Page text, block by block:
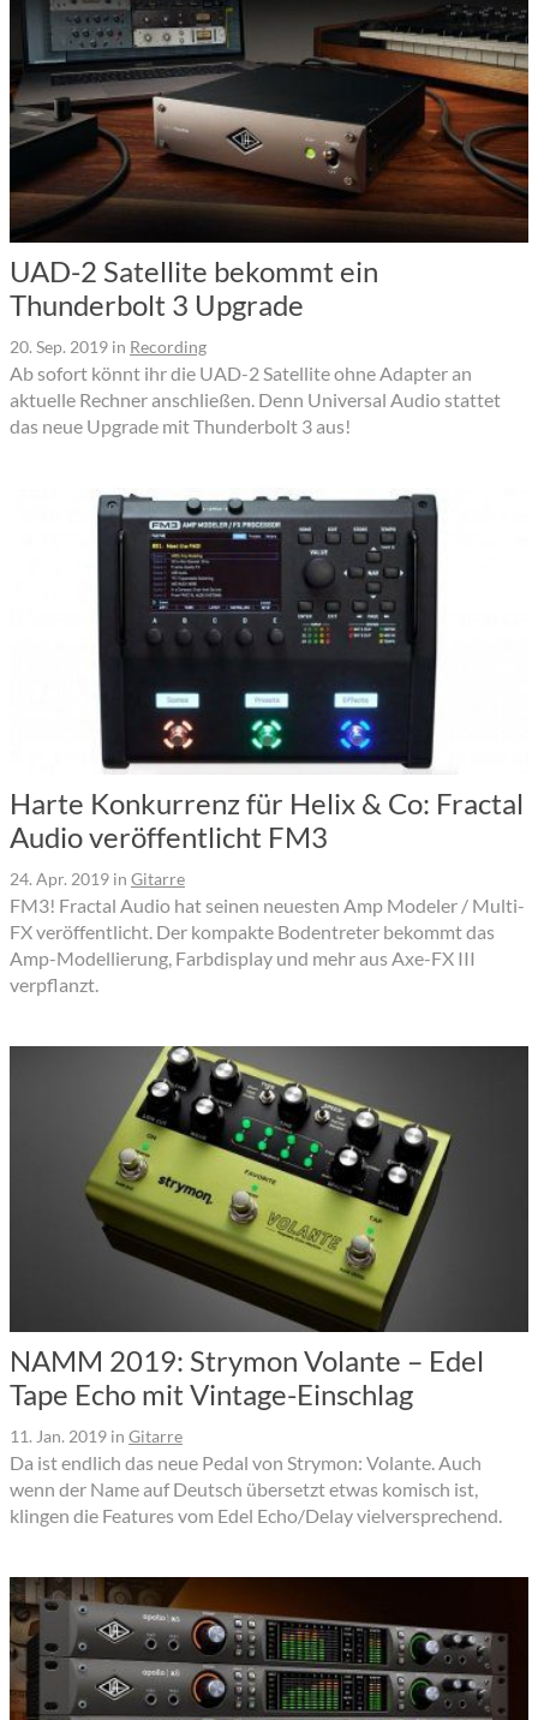
UAD-2 Satellite bekommt ein
Thunderbolt 3 Upgrade
20. Sep. 2019 in Recording
Ab sofort könnt ihr die UAD-2 Satellite ohne Adapter an
aktuelle Rechner anschließen. Denn Universal Audio stattet
das neue Upgrade mit Thunderbolt 3 aus!
Harte Konkurrenz für Helix & Co: Fractal
Audio veröffentlicht FM3
24. Apr. 2019 in Gitarre
FM3! Fractal Audio hat seinen neuesten Amp Modeler / Multi-
FX veröffentlicht. Der kompakte Bodentreter bekommt das
Amp-Modellierung, Farbdisplay und mehr aus Axe-FX III
verpflanzt.
NAMM 2019: Strymon Volante – Edel
Tape Echo mit Vintage-Einschlag
11. Jan. 2019 in Gitarre
Da ist endlich das neue Pedal von Strymon: Volante. Auch
wenn der Name auf Deutsch übersetzt etwas komisch ist,
klingen die Features vom Edel Echo/Delay vielversprechend.